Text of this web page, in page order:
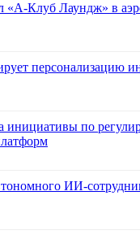
«А-Клуб Лаундж» в
персонализацию
инициативы по
ИИ-